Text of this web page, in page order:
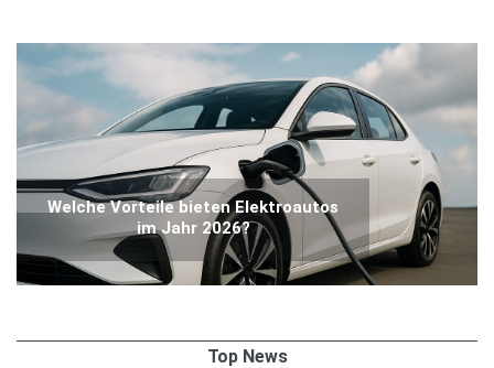
Welche Vorteile bieten Elektroautos
im Jahr 2026?
Top News